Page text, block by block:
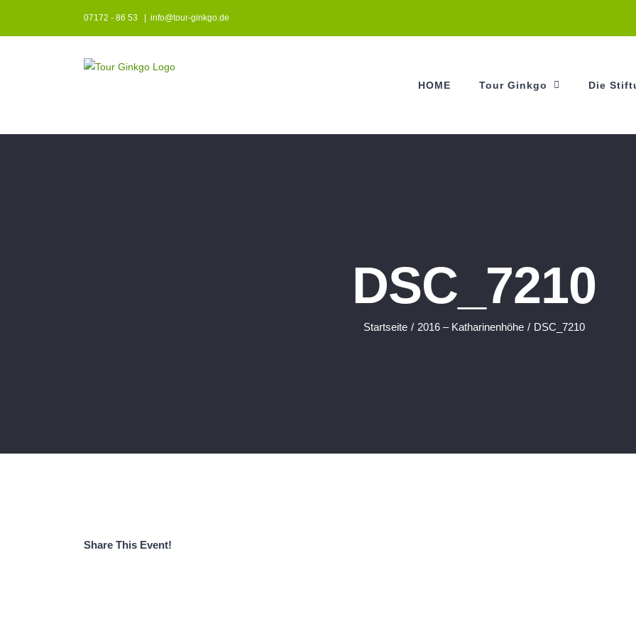
07172 - 86 53 info@tour-ginkgo.de
HOME Tour Ginkgo Die
DSC_7210
Startseite / 2016 – Katharinenhöhe / DSC_7210
Share This Event!